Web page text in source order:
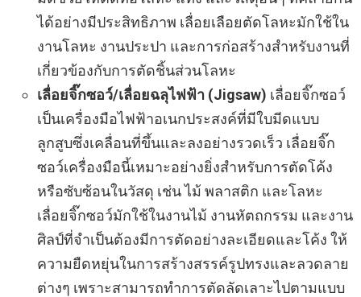
ได้อย่างมีประสิทธิภาพ เลื่อยเลือยตัดโลหะมักใช้ใน
งานโลหะ งานประปา และการก่อสร้างสำหรับงานที่
เกี่ยวข้องกับการตัดชิ้นส่วนโลหะ
เลื่อยจิ๊กซอว์/เลื่อยฉลุไฟฟ้า (Jigsaw) เลื่อยจิ๊กซอว์
เป็นเครื่องมือไฟฟ้าอเนกประสงค์ที่มีใบมีดแบบ
ลูกสูบซึ่งเคลื่อนที่ขึ้นและลงอย่างรวดเร็ว เลื่อยจิ๊ก
ซอว์เครื่องมือนี้เหมาะอย่างยิ่งสำหรับการตัดโค้ง
หรือซับซ้อนในวัสดุ เช่น ไม้ พลาสติก และโลหะ
เลื่อยจิ๊กซอว์มักใช้ในงานไม้ งานหัตถกรรม และงาน
ศิลป์ที่จำเป็นต้องมีการตัดอย่างละเอียดและโค้ง ให้
ความยืดหยุ่นในการสร้างสรรค์รูปทรงและลวดลาย
ต่างๆ เพราะสามารถทำการตัดลัดเลาะไปตามแบบ